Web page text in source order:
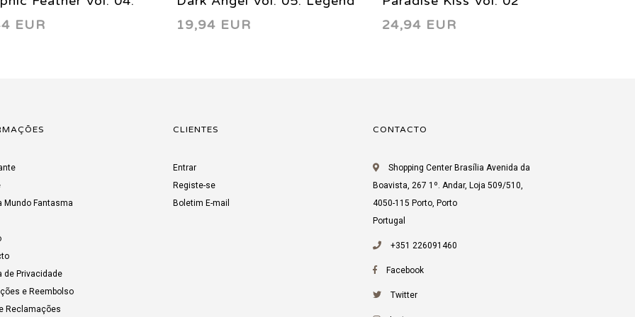
Angel 2003
EUR
of the Sacred Beast II 2002
19,94 EUR
24,94 EUR
Mundo Fantasma
de Privacidade
e Reembolso
Reclamações
CLIENTES
Entrar
Registe-se
Boletim E-mail
CONTACTO
Shopping Center Brasília Avenida da
Boavista, 267 1º. Andar, Loja 509/510,
4050-115 Porto, Porto
Portugal
+351 226091460
Facebook
Twitter